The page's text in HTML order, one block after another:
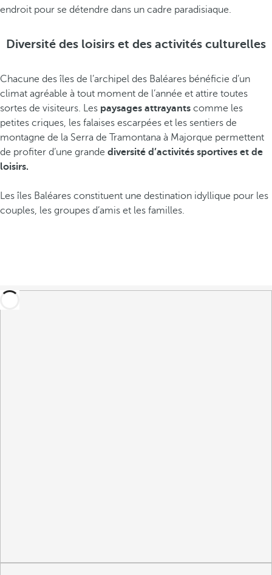
endroit pour se détendre dans un cadre paradisiaque.
Diversité des loisirs et des activités culturelles
Chacune des îles de l’archipel des Baléares bénéficie d’un
climat agréable à tout moment de l’année et attire toutes
sortes de visiteurs. Les paysages attrayants comme les
petites criques, les falaises escarpées et les sentiers de
montagne de la Serra de Tramontana à Majorque permettent
de profiter d’une grande diversité d’activités sportives et de
loisirs.
Les îles Baléares constituent une destination idyllique pour les
couples, les groupes d’amis et les familles.